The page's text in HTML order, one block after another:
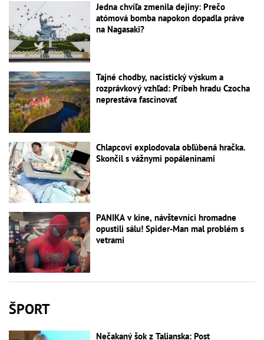
Jedna chvíľa zmenila dejiny: Prečo
atómová bomba napokon dopadla práve
na Nagasaki?
Tajné chodby, nacistický výskum a
rozprávkový vzhľad: Príbeh hradu Czocha
neprestáva fascinovať
Chlapcovi explodovala obľúbená hračka.
Skončil s vážnymi popáleninami
PANIKA v kine, návštevníci hromadne
opustili sálu! Spider-Man mal problém s
vetrami
ŠPORT
Nečakaný šok z Talianska: Post